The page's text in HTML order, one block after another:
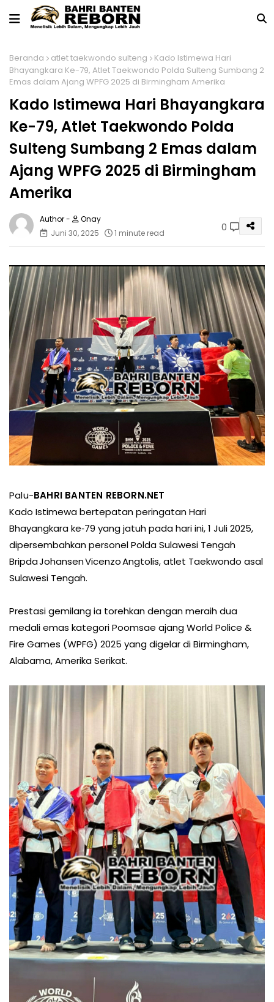
Beranda atlet taekwondo sulteng
Kado Istimewa Hari
Bhayangkara Ke-79, Atlet Taekwondo Polda Sulteng Sumbang 2
Emas dalam Ajang WPFG 2025 di Birmingham Amerika
Kado Istimewa Hari Bhayangkara
Ke-79, Atlet Taekwondo Polda
Sulteng Sumbang 2 Emas dalam
Ajang WPFG 2025 di Birmingham
Amerika
Onay
Juni 30, 2025
1 minute read 0
Palu-BAHRI BANTEN REBORN.NET
Kado Istimewa bertepatan peringatan Hari
Bhayangkara ke‑79 yang jatuh pada hari ini, 1 Juli 2025,
dipersembahkan personel Polda Sulawesi Tengah
Bripda Johansen Vicenzo Angtolis, atlet Taekwondo asal
Sulawesi Tengah.
Prestasi gemilang ia torehkan dengan meraih dua
medali emas kategori Poomsae ajang World Police &
Fire Games (WPFG) 2025 yang digelar di Birmingham,
Alabama, Amerika Serikat.